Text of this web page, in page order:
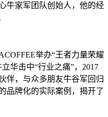
牛家军团队创始人，他的经
举办“王者力量荣耀
华击中“行业之痛”，2017
伴，与众多朋友牛谷军回归
品牌化的实际案例，揭开了